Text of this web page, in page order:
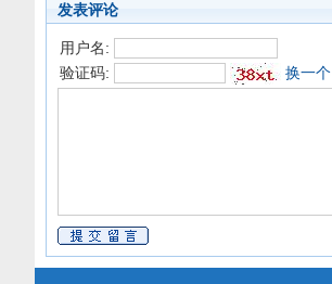
发表评论
用户名:
验证码:
换一个